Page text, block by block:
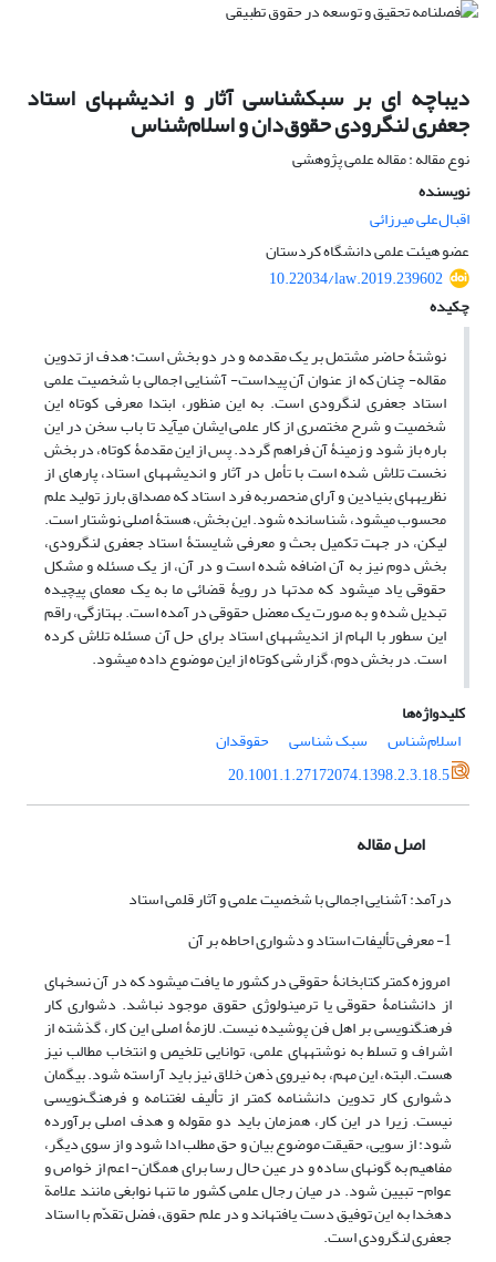
دیباچه ‏ای بر سبک‏شناسی آثار و اندیشه‏های استاد
جعفری لنگرودی حقوق‌دان و اسلام‌شناس
نوع مقاله : مقاله علمی پژوهشی
نویسنده
اقبال‌علی میرزائی
عضو هیئت علمی دانشگاه کردستان
10.22034/law.2019.239602
چکیده
نوشتۀ حاضر مشتمل بر یک مقدمه و در دو بخش است: هدف از تدوین
مقاله- چنان که از عنوان آن پیداست- آشنایی اجمالی با شخصیت علمی
استاد جعفری لنگرودی است. به این منظور، ابتدا معرفی کوتاه این
شخصیت و شرح مختصری از کار علمی ایشان می‏آید تا باب سخن در این
باره باز شود و زمینۀ آن فراهم گردد. پس از این مقدمۀ کوتاه، در بخش
نخست تلاش شده است با تأمل در آثار و اندیشه‏های استاد، پاره‏ای از
نظریه‏های بنیادین و آرای منحصر‏به فرد استاد که مصداق بارز تولید علم
محسوب می‏شود، شناسانده شود. این بخش، هستۀ اصلی نوشتار است.
لیکن، در جهت تکمیل بحث و معرفی شایستۀ استاد جعفری لنگرودی،
بخش دوم نیز به آن اضافه شده است و در آن، از یک مسئله و مشکل
حقوقی یاد می‏شود که مدتها در رویۀ قضائی ما به یک معمای پیچیده
تبدیل شده و به صورت یک معضل حقوقی در آمده است. به‏تازگی، راقم
این سطور با الهام از اندیشه‏های استاد برای حل آن مسئله تلاش کرده
است. در بخش دوم، گزارشی کوتاه از این موضوع داده می‏شود.
کلیدواژه‌ها
اسلام‌شناس
سبک شناسی
حقوقدان
20.1001.1.27172074.1398.2.3.18.5
اصل مقاله
درآمد: آشنایی اجمالی با شخصیت علمی و آثار قلمی استاد
1- معرفی تألیفات استاد و دشواری احاطه بر آن
امروزه کمتر کتابخانۀ حقوقی در کشور ما یافت می‏شود که در آن نسخه‏ای
از دانشنامۀ حقوقی یا ترمینولوژی حقوق موجود نباشد. دشواری کار
فرهنگ‏نویسی بر اهل فن پوشیده نیست. لازمۀ اصلی این کار، گذشته از
اشراف و تسلط به نوشته‏های علمی، توانایی تلخیص و انتخاب مطالب نیز
هست. البته، این مهم، به نیروی ذهن خلاق نیز باید آراسته شود. بی‏گمان
دشواری کار تدوین دانشنامه کمتر از تألیف لغت‏نامه و فرهنگ‌نویسی
نیست. زیرا در این کار، هم‏زمان باید دو مقوله و هدف اصلی برآورده
شود: از سویی، حقیقت موضوع بیان و حق مطلب ادا شود و از سوی دیگر،
مفاهیم به گونه‏ای ساده و در عین حال رسا برای همگان- اعم از خواص و
عوام- تبیین شود. در میان رجال علمی کشور ما تنها نوابغی مانند علامة
دهخدا به این توفیق دست یافته‏اند و در علم حقوق، فضل تقدّم با استاد
جعفری لنگرودی است.